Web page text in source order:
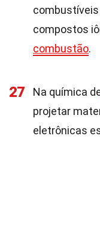
compostos
combustão.
27 Na química
projetar
eletrônicas